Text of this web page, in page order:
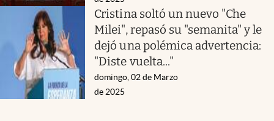
Cristina soltó un nuevo "Che
Milei", repasó su "semanita" y le
dejó una polémica advertencia:
"Diste vuelta..."
domingo, 02 de Marzo
de 2025